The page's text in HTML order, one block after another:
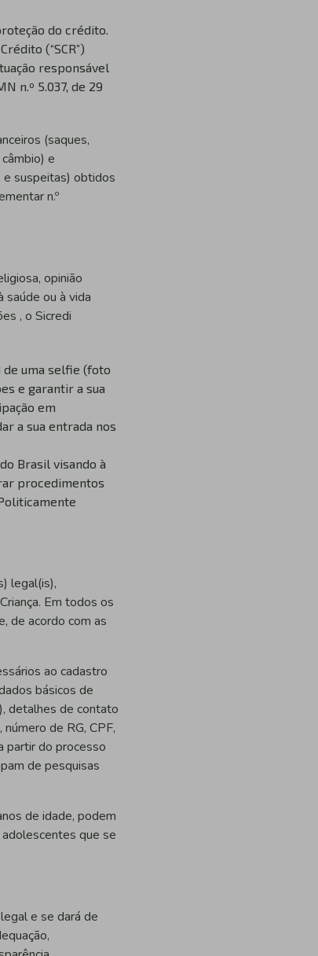
do crédito.
(“SCR”)
responsável
n.º 5.037, de 29
(saques,
e
e suspeitas) obtidos
n.º
opinião
saúde ou à vida
, o Sicredi
de uma selfie (foto
e garantir a sua
em
a sua entrada nos
Brasil visando à
procedimentos
legal(is),
Em todos os
de acordo com as
ao cadastro
básicos de
detalhes de contato
de RG, CPF,
partir do processo
de pesquisas
de idade, podem
que se
e se dará de